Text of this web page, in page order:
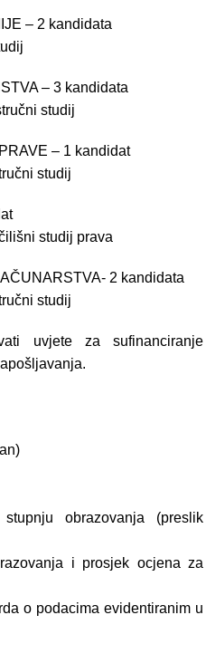
– 2 kandidata
– 3 kandidata
studij
– 1 kandidat
studij
studij prava
2 kandidata
studij
uvjete za sufinanciranje
obrazovanja (preslik
i prosjek ocjena za
o podacima evidentiranim u